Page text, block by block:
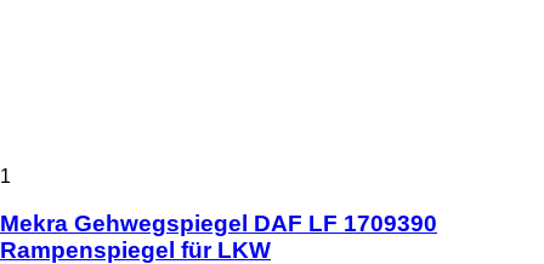
1
Mekra Gehwegspiegel DAF LF 1709390
Rampenspiegel für LKW